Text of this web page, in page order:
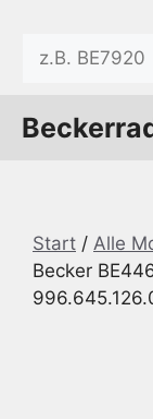
springen
Start / Alle
Becker